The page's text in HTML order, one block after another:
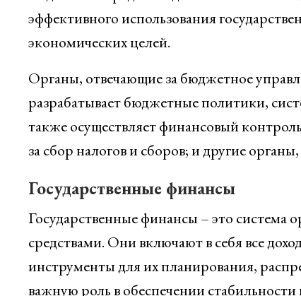
эффективного использования
экономических целей.
Органы, отвечающие за бюджетное
разрабатывает бюджетные политики,
также осуществляет финансовый
за сбор налогов и сборов; и другие
Государственные финансы
Государственные финансы – это
средствами. Они включают в себя все
инструменты для их планирования,
важную роль в обеспечении